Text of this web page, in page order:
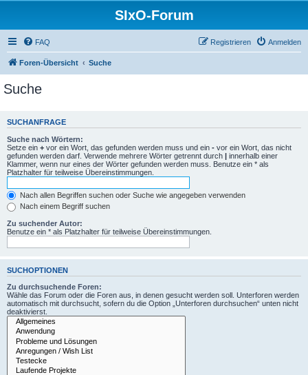
SIxO-Forum
FAQ Anmelden
Registrieren
Foren-Übersicht Suche
Suche
SUCHANFRAGE
Suche nach Wörtern:
Setze ein + vor ein Wort, das gefunden werden muss und ein - vor ein Wort, das nicht
gefunden werden darf. Verwende mehrere Wörter getrennt durch | innerhalb einer
Klammer, wenn nur eines der Wörter gefunden werden muss. Benutze ein * als
Platzhalter für teilweise Übereinstimmungen.
Nach allen Begriffen suchen oder Suche wie angegeben verwenden
Nach einem Begriff suchen
Zu suchender Autor:
Benutze ein * als Platzhalter für teilweise Übereinstimmungen.
SUCHOPTIONEN
Zu durchsuchende Foren:
Wähle das Forum oder die Foren aus, in denen gesucht werden soll. Unterforen werden
automatisch mit durchsucht, sofern du die Option „Unterforen durchsuchen“ unten nicht
deaktivierst.